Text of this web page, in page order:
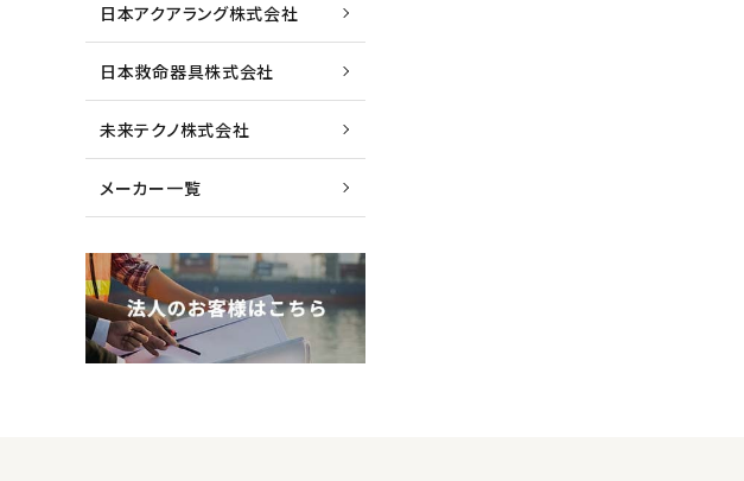
日本アクアラング株式会社
日本救命器具株式会社
未来テクノ株式会社
メーカー一覧